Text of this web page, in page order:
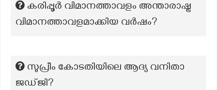
കരിപ്പൂർ വിമാനത്താവളം അന്താരാഷ്ട്ര
വിമാനത്താവളമാക്കിയ വർഷം?
സുപ്രീം കോടതിയിലെ ആദ്യ വനിതാ
ജഡ്ജി?